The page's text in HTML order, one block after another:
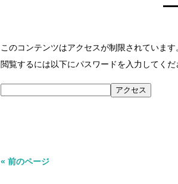
このコンテンツはアクセスが制限されています
閲覧するには以下にパスワードを入力してくだ
« 前のページ